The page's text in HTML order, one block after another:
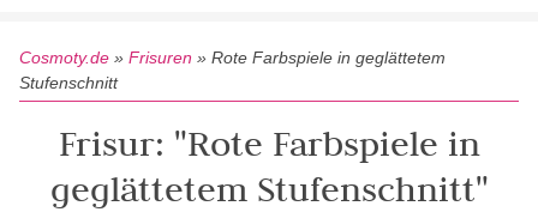
Cosmoty.de » Frisuren » Rote Farbspiele in geglättetem
Stufenschnitt
Frisur: "Rote Farbspiele in
geglättetem Stufenschnitt"